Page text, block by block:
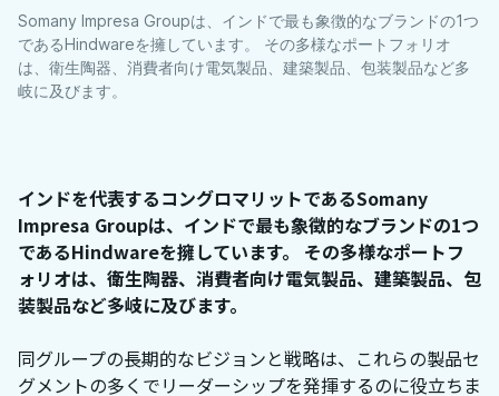
Somany Impresa Groupは、インドで最も象徴的なブランドの1つ
であるHindwareを擁しています。 その多様なポートフォリオ
は、衛生陶器、消費者向け電気製品、建築製品、包装製品など多
岐に及びます。
インドを代表するコングロマリットであるSomany
Impresa Groupは、インドで最も象徴的なブランドの1つ
であるHindwareを擁しています。 その多様なポートフ
ォリオは、衛生陶器、消費者向け電気製品、建築製品、包
装製品など多岐に及びます。
同グループの長期的なビジョンと戦略は、これらの製品セ
グメントの多くでリーダーシップを発揮するのに役立ちま